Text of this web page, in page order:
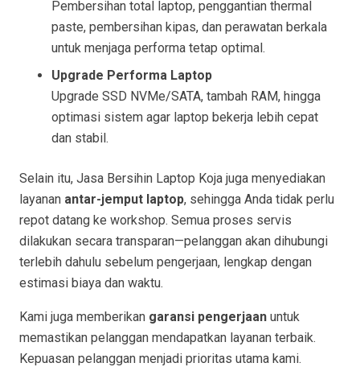
Pembersihan total laptop, penggantian thermal
paste, pembersihan kipas, dan perawatan berkala
untuk menjaga performa tetap optimal.
Upgrade Performa Laptop
Upgrade SSD NVMe/SATA, tambah RAM, hingga
optimasi sistem agar laptop bekerja lebih cepat
dan stabil.
Selain itu, Jasa Bersihin Laptop Koja juga menyediakan
layanan antar-jemput laptop, sehingga Anda tidak perlu
repot datang ke workshop. Semua proses servis
dilakukan secara transparan—pelanggan akan dihubungi
terlebih dahulu sebelum pengerjaan, lengkap dengan
estimasi biaya dan waktu.
Kami juga memberikan garansi pengerjaan untuk
memastikan pelanggan mendapatkan layanan terbaik.
Kepuasan pelanggan menjadi prioritas utama kami.